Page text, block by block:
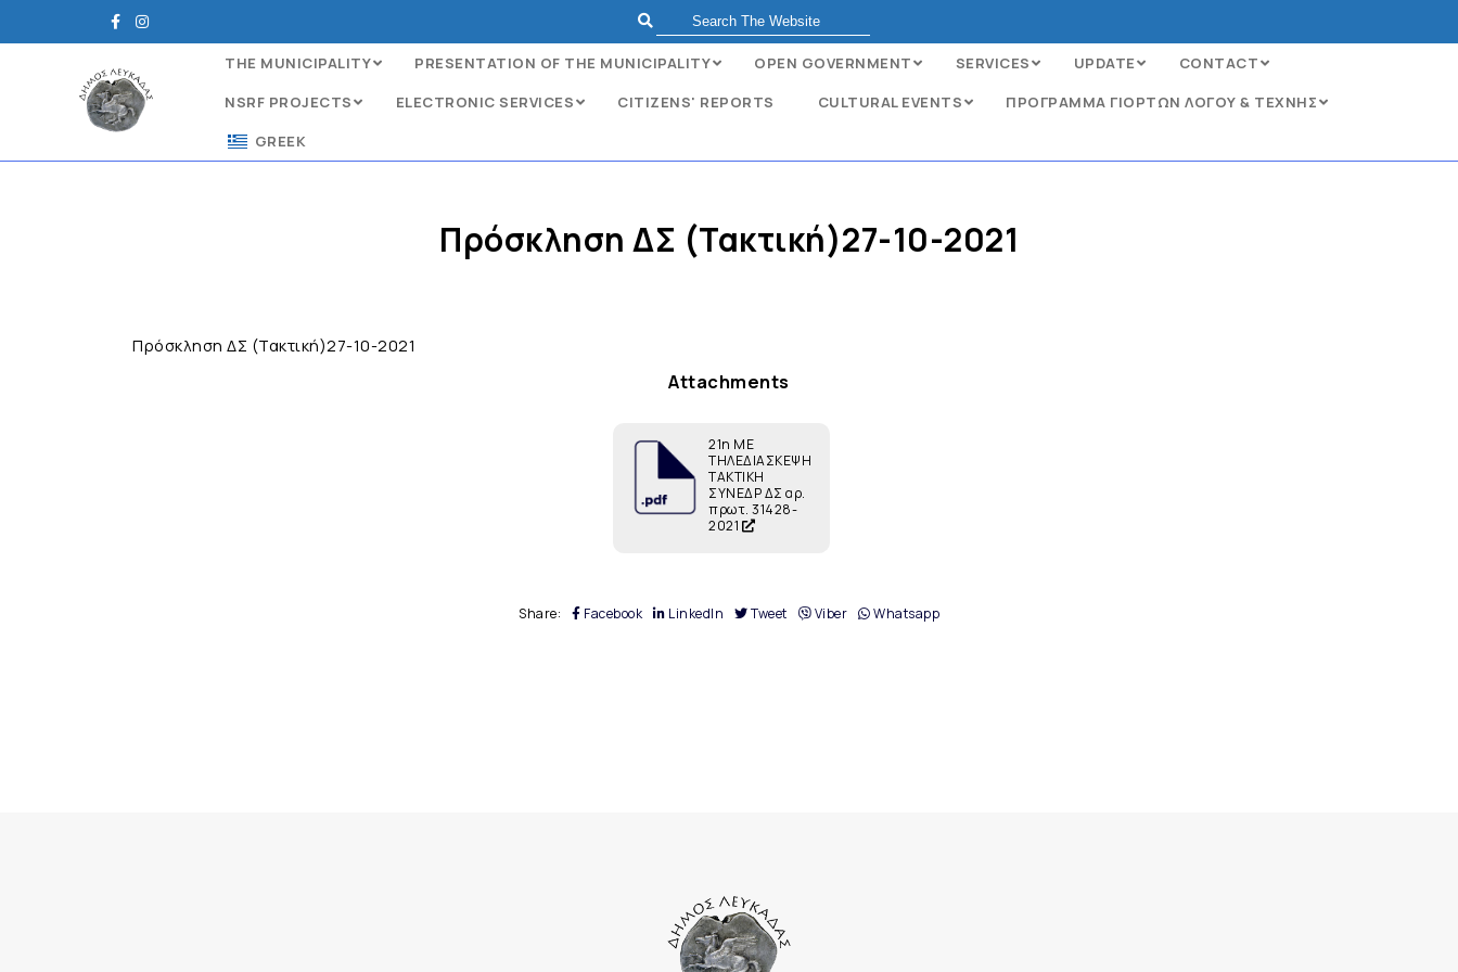
THE MUNICIPALITY PRESENTATION OF THE MUNICIPALITY OPEN GOVERNMENT SERVICES UPDATE
CONTACT
NSRF PROJECTS
ELECTRONIC SERVICES CITIZENS' REPORTS CULTURAL EVENTS
ΠΡΟΓΡΑΜΜΑ ΓΙΟΡΤΩΝ ΛΟΓΟΥ & ΤΕΧΝΗΣ
GREEK
Πρόσκληση ΔΣ (Τακτική)27-10-2021
Πρόσκληση ΔΣ (Τακτική)27-10-2021
Attachments
21η ΜΕ
ΤΗΛΕΔΙΑΣΚΕΨΗ
ΤΑΚΤΙΚΗ
ΣΥΝΕΔΡ ΔΣ αρ.
πρωτ. 31428-
2021
Share: Facebook LinkedIn Tweet Viber Whatsapp